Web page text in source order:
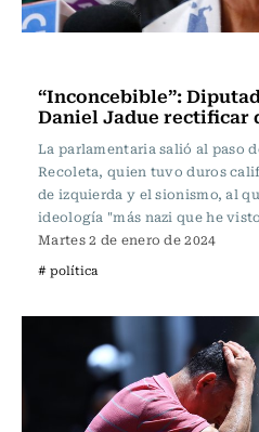
“Inconcebible”:
Daniel Jadue rectificar
La parlamentaria salió al paso
Recoleta, quien tuvo duros
de izquierda y el sionismo, al
ideología "más nazi que he
Martes 2 de enero de 2024
# política